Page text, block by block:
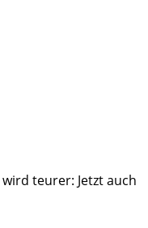
teurer: Jetzt auch